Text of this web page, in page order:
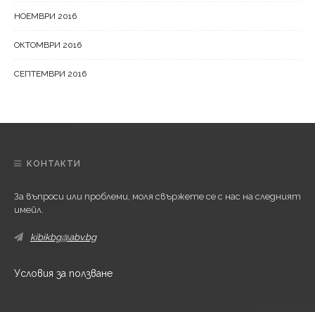
НОЕМВРИ 2016
ОКТОМВРИ 2016
СЕПТЕМВРИ 2016
КОНТАКТИ
За въпроси или проблеми, моля свържете се с нас на следният
имейл.
kibikbg@abv.bg
Условия за ползване